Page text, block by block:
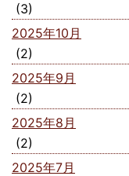
(3)
2025年10月
(2)
2025年9月
(2)
2025年8月
(2)
2025年7月